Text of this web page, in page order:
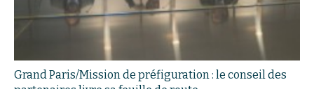
Grand Paris/Mission de préfiguration : le conseil des